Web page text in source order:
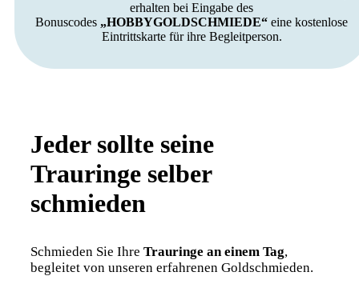
erhalten bei Eingabe des
Bonuscodes „HOBBYGOLDSCHMIEDE“ eine kostenlose
Eintrittskarte für ihre Begleitperson.
Jeder sollte seine
Trauringe selber
schmieden
Schmieden Sie Ihre Trauringe an einem Tag,
begleitet von unseren erfahrenen Goldschmieden.